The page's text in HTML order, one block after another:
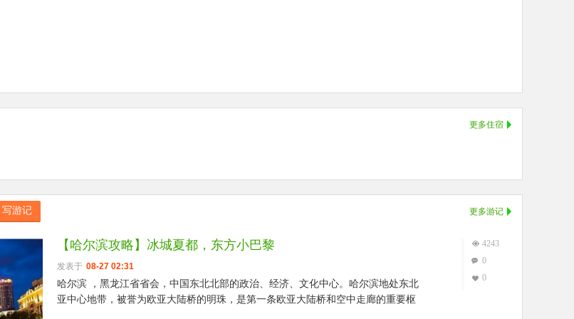
更多住宿
更多游记
写游记
【哈尔滨攻略】冰城夏都，东方小巴黎
发表于 08-27 02:31
哈尔滨 ，黑龙江省省会，中国东北北部的政治、经济、文化中心。哈尔滨地处东北
亚中心地带，被誉为欧亚大陆桥的明珠，是第一条欧亚大陆桥和空中走廊的重要枢
4243
0
0